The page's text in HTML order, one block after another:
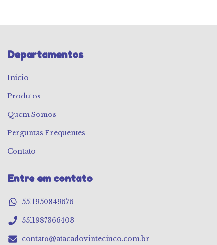
Departamentos
Início
Produtos
Quem Somos
Perguntas Frequentes
Contato
Entre em contato
5511950849676
5511987366403
contato@atacadovintecinco.com.br